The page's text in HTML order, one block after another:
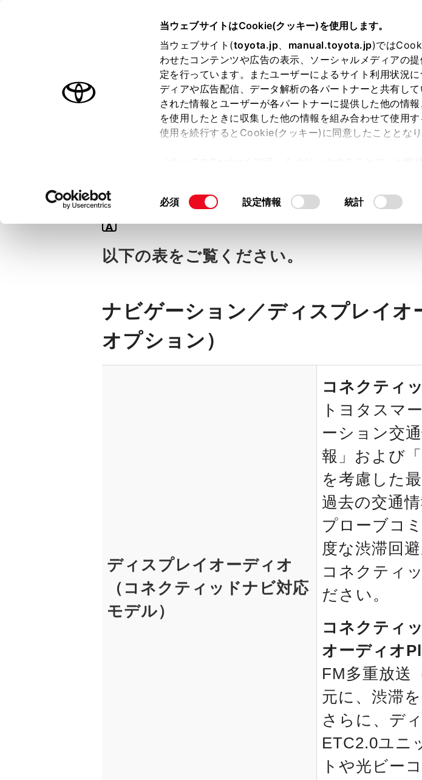
当ウェブサイトはCookie(クッキー)を使用します。
当ウェブサイト(toyota.jp、 manual.toyota.jp)では
わせたコンテンツや広告の表示、ソーシャルメディアの
定を行っています。またユーザーによるサイト利用状況
ディアや広告配信、データ解析の各パートナーと共有し
された情報とユーザーが各パートナーに提供した他の情
を使用したときに収集した他の情報を組み合わせて使用
使用を続行するとCookie(クッキー)に同意したこととなり
て」をご覧ください。
同
選
択
必須 設定情報 統計
オーナーサポート トピックス
A
以下の表をご覧ください。
ナビゲーション／ディスプレイオ
オプション）
ディスプレイオーディオ
（コネクティッドナビ対応
モデル）
コネクティ
トヨタスマ
ーション交
報」および
を考慮した
過去の交通
プローブコ
度な渋滞回
コネクティ
ださい。
コネクティ
オーディオ
FM多重放送
元に、渋滞
さらに、デ
ETC2.0ユニ
トや光ビー